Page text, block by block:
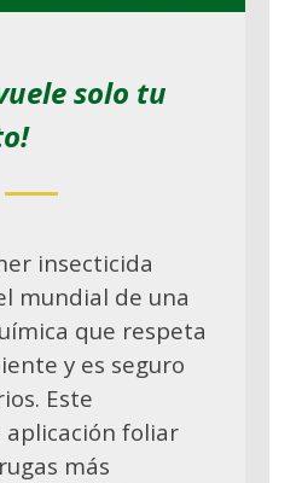
solo tu
insecticida
mundial de una
que respeta
y es seguro
Este
aplicación foliar
más